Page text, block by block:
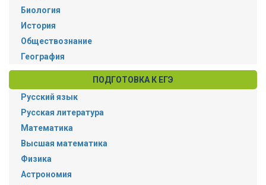
Биология
История
Обществознание
География
ПОДГОТОВКА К ЕГЭ
Русский язык
Русская литература
Математика
Высшая математика
Физика
Астрономия